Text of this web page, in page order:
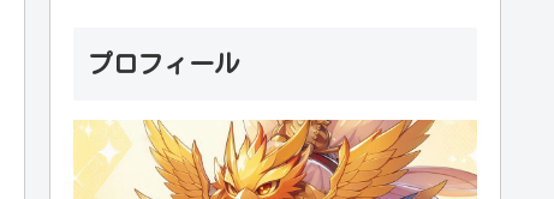
プロフィール